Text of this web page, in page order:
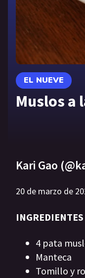
EL NUEVE
Muslos a
Kari Gao
20 de marzo de
INGREDIENTES
4 pata
Manteca
Tomillo y